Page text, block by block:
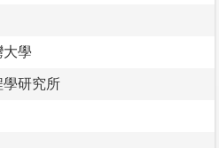
大學
學研究所